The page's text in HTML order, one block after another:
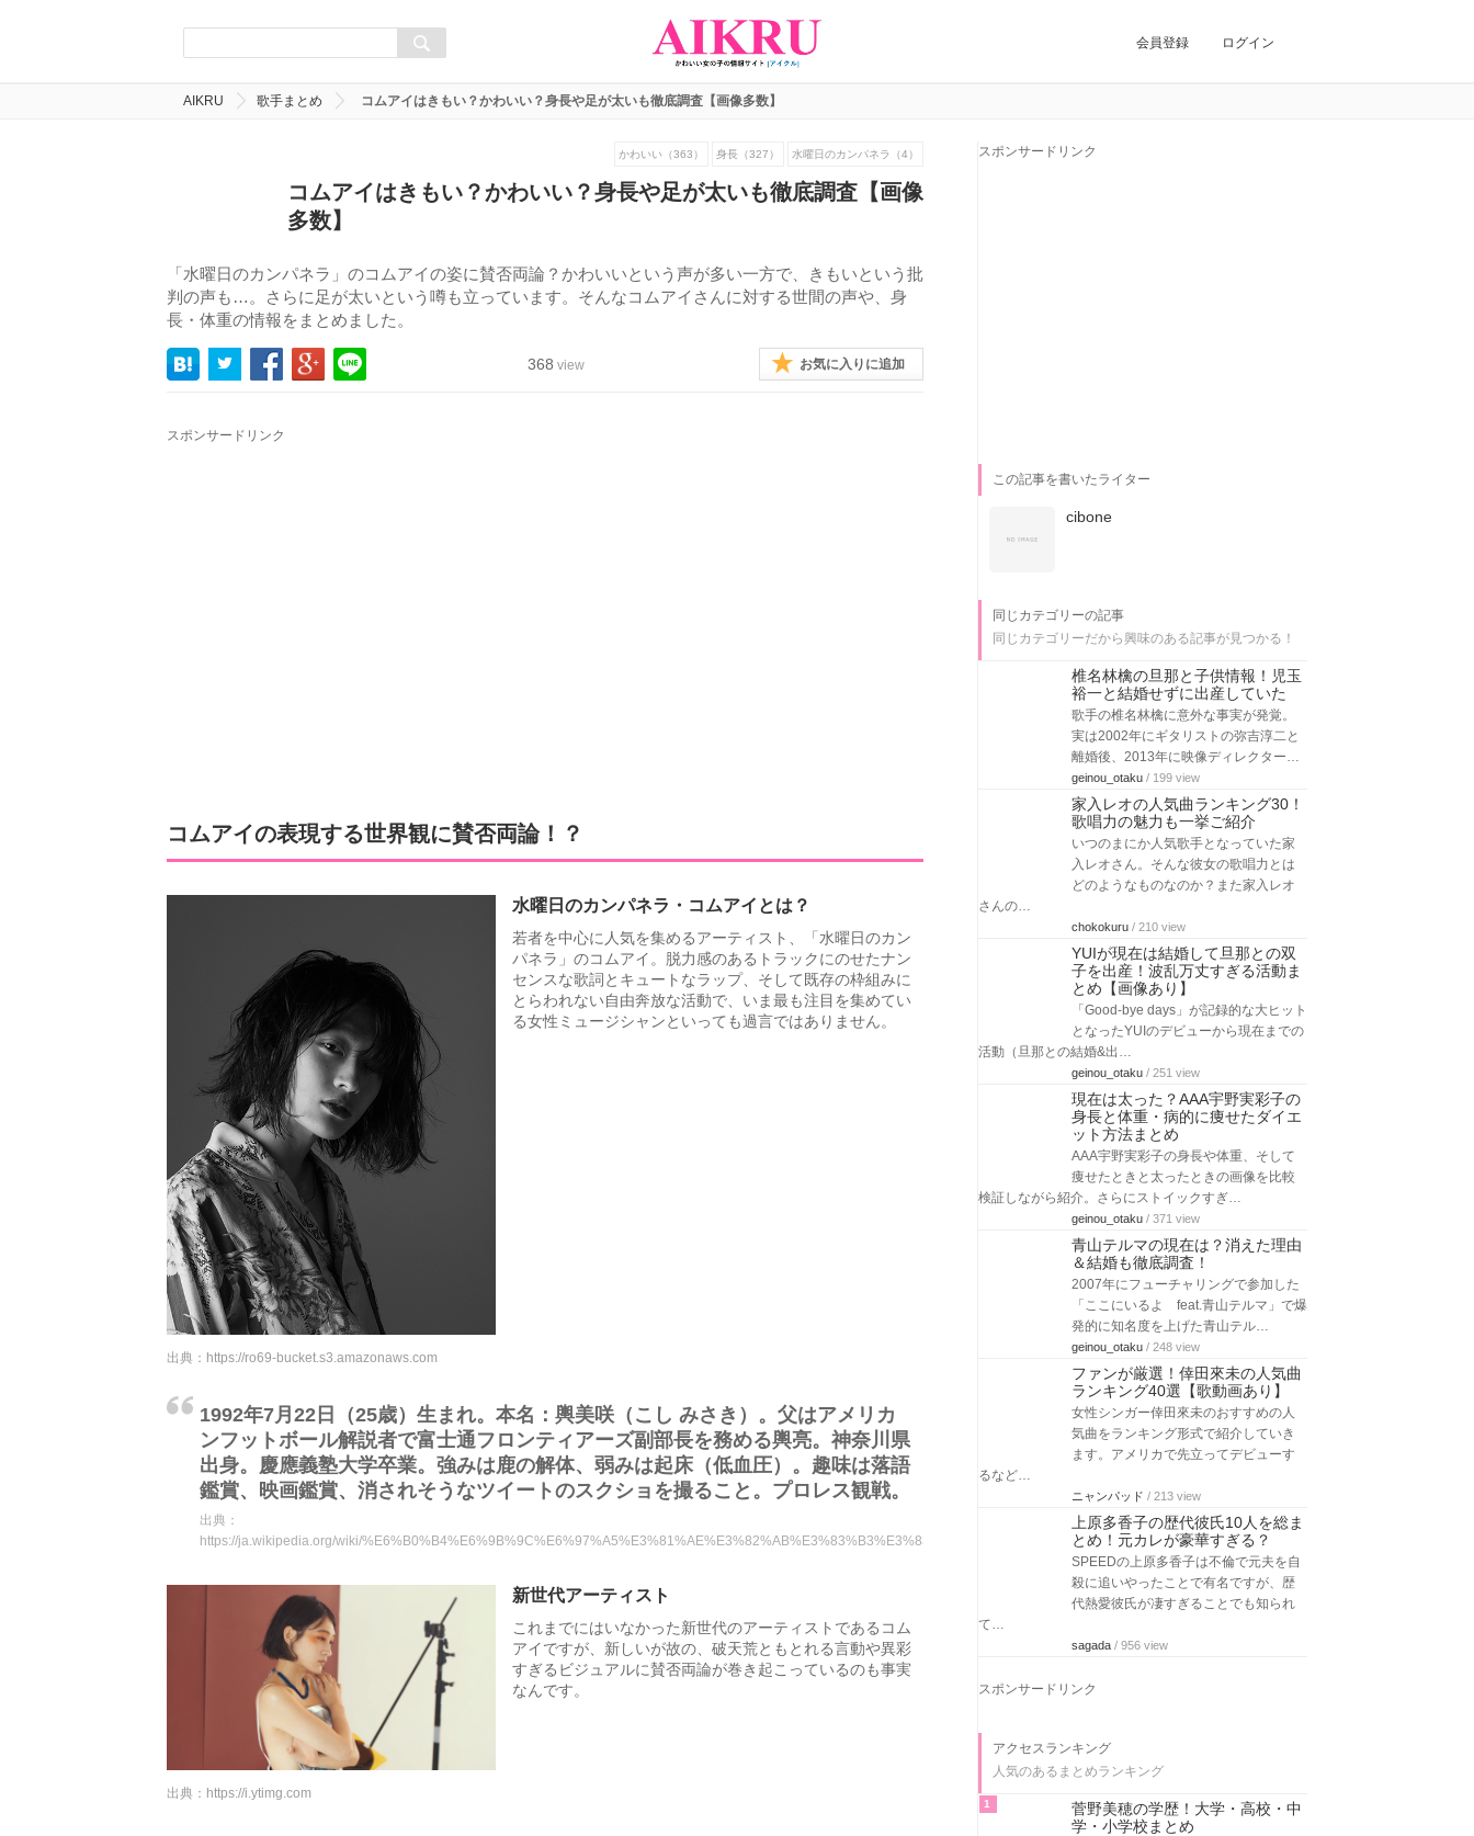
会員登録 ログイン
AIKRU 歌手まとめ コムアイはきもい？かわいい？身長や足が太いも徹底調査【画像多数】
かわいい（363） 身長（327） 水曜日のカンパネラ（4）
コムアイはきもい？かわいい？身長や足が太いも徹底調査【画像
多数】
「水曜日のカンパネラ」のコムアイの姿に賛否両論？かわいいという声が多い一方で、きもいという批
判の声も…。さらに足が太いという噂も立っています。そんなコムアイさんに対する世間の声や、身
長・体重の情報をまとめました。
368 view お気に入りに追加
スポンサードリンク
コムアイの表現する世界観に賛否両論！？
水曜日のカンパネラ・コムアイとは？
若者を中心に人気を集めるアーティスト、「水曜日のカン
パネラ」のコムアイ。脱力感のあるトラックにのせたナン
センスな歌詞とキュートなラップ、そして既存の枠組みに
とらわれない自由奔放な活動で、いま最も注目を集めてい
る女性ミュージシャンといっても過言ではありません。
出典： https://ro69-bucket.s3.amazonaws.com
1992年7月22日（25歳）生まれ。本名：輿美咲（こし みさき）。父はアメリカ
ンフットボール解説者で富士通フロンティアーズ副部長を務める輿亮。神奈川県
出身。慶應義塾大学卒業。強みは鹿の解体、弱みは起床（低血圧）。趣味は落語
鑑賞、映画鑑賞、消されそうなツイートのスクショを撮ること。プロレス観戦。
出典：
https://ja.wikipedia.org/wiki/%E6%B0%B4%E6%9B%9C%E6%97%A5%E3%81%AE%E3%82%AB%E3%83%B3%E3%83%91%E3%83%8D%E3%83%A9
新世代アーティスト
これまでにはいなかった新世代のアーティストであるコム
アイですが、新しいが故の、破天荒ともとれる言動や異彩
すぎるビジュアルに賛否両論が巻き起こっているのも事実
なんです。
出典： https://i.ytimg.com
スポンサードリンク
この記事を書いたライター
cibone
同じカテゴリーの記事
同じカテゴリーだから興味のある記事が見つかる！
椎名林檎の旦那と子供情報！児玉
裕一と結婚せずに出産していた
歌手の椎名林檎に意外な事実が発覚。
実は2002年にギタリストの弥吉淳二と
離婚後、2013年に映像ディレクター…
geinou_otaku / 199 view
家入レオの人気曲ランキング30！
歌唱力の魅力も一挙ご紹介
いつのまにか人気歌手となっていた家
入レオさん。そんな彼女の歌唱力とは
どのようなものなのか？また家入レオ
さんの…
chokokuru / 210 view
YUIが現在は結婚して旦那との双
子を出産！波乱万丈すぎる活動ま
とめ【画像あり】
「Good-bye days」が記録的な大ヒット
となったYUIのデビューから現在までの
活動（旦那との結婚&出…
geinou_otaku / 251 view
現在は太った？AAA宇野実彩子の
身長と体重・病的に痩せたダイエ
ット方法まとめ
AAA宇野実彩子の身長や体重、そして
痩せたときと太ったときの画像を比較
検証しながら紹介。さらにストイックすぎ…
geinou_otaku / 371 view
青山テルマの現在は？消えた理由
＆結婚も徹底調査！
2007年にフューチャリングで参加した
「ここにいるよ feat.青山テルマ」で爆
発的に知名度を上げた青山テル…
geinou_otaku / 248 view
ファンが厳選！倖田來未の人気曲
ランキング40選【歌動画あり】
女性シンガー倖田來未のおすすめの人
気曲をランキング形式で紹介していき
ます。アメリカで先立ってデビューす
るなど…
ニャンパッド / 213 view
上原多香子の歴代彼氏10人を総ま
とめ！元カレが豪華すぎる？
SPEEDの上原多香子は不倫で元夫を自
殺に追いやったことで有名ですが、歴
代熱愛彼氏が凄すぎることでも知られ
て…
sagada / 956 view
スポンサードリンク
アクセスランキング
人気のあるまとめランキング
1
菅野美穂の学歴！大学・高校・中
学・小学校まとめ